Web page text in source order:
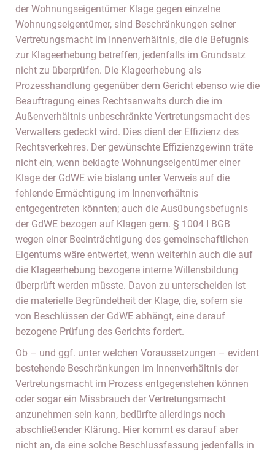
der Wohnungseigentümer Klage gegen einzelne
Wohnungseigentümer, sind Beschränkungen seiner
Vertretungsmacht im Innenverhältnis, die die Befugnis
zur Klageerhebung betreffen, jedenfalls im Grundsatz
nicht zu überprüfen. Die Klageerhebung als
Prozesshandlung gegenüber dem Gericht ebenso wie die
Beauftragung eines Rechtsanwalts durch die im
Außenverhältnis unbeschränkte Vertretungsmacht des
Verwalters gedeckt wird. Dies dient der Effizienz des
Rechtsverkehres. Der gewünschte Effizienzgewinn träte
nicht ein, wenn beklagte Wohnungseigentümer einer
Klage der GdWE wie bislang unter Verweis auf die
fehlende Ermächtigung im Innenverhältnis
entgegentreten könnten; auch die Ausübungsbefugnis
der GdWE bezogen auf Klagen gem. § 1004 I BGB
wegen einer Beeinträchtigung des gemeinschaftlichen
Eigentums wäre entwertet, wenn weiterhin auch die auf
die Klageerhebung bezogene interne Willensbildung
überprüft werden müsste. Davon zu unterscheiden ist
die materielle Begründetheit der Klage, die, sofern sie
von Beschlüssen der GdWE abhängt, eine darauf
bezogene Prüfung des Gerichts fordert.
Ob – und ggf. unter welchen Voraussetzungen – evident
bestehende Beschränkungen im Innenverhältnis der
Vertretungsmacht im Prozess entgegenstehen können
oder sogar ein Missbrauch der Vertretungsmacht
anzunehmen sein kann, bedürfte allerdings noch
abschließender Klärung. Hier kommt es darauf aber
nicht an, da eine solche Beschlussfassung jedenfalls in